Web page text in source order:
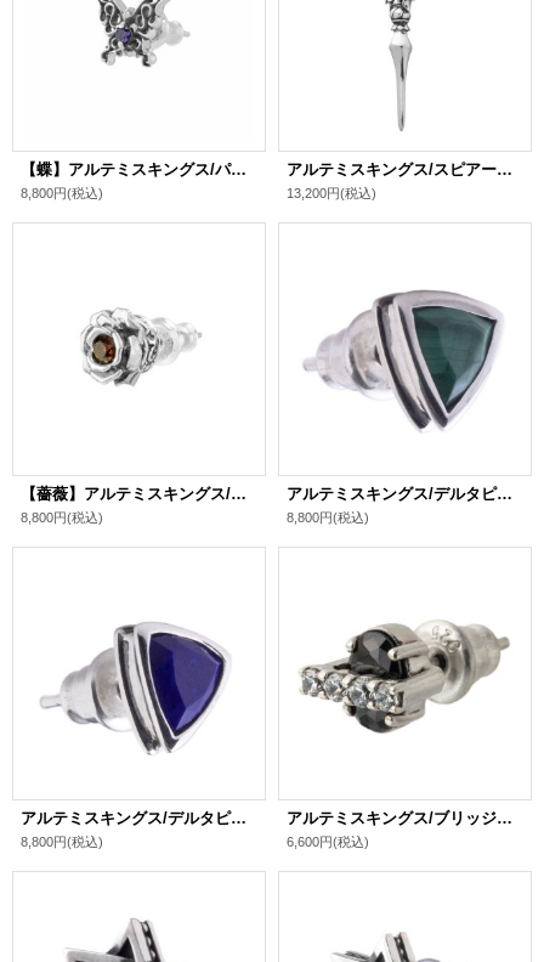
【蝶】アルテミスキングス/パピヨンローズスタッド シルバ－925 レディース ブランド
8,800円(税込)
アルテミスキングス/スピアーピアス シルバ－925 メンズ ブランド
13,200円(税込)
【薔薇】アルテミスキングス/クリムゾンローズスタッド シルバ－925 メンズ ブランド
8,800円(税込)
アルテミスキングス/デルタピアス（マラカイト） シルバ－925 メンズ ブランド
8,800円(税込)
アルテミスキングス/デルタピアス（ラピスラズリ） シルバ－925 メンズ ブランド
8,800円(税込)
アルテミスキングス/ブリッジスタッドピアスBK シルバ－925 レディース ブランド
6,600円(税込)